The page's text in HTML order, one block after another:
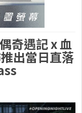
奇遇記 x 血
出當日直落